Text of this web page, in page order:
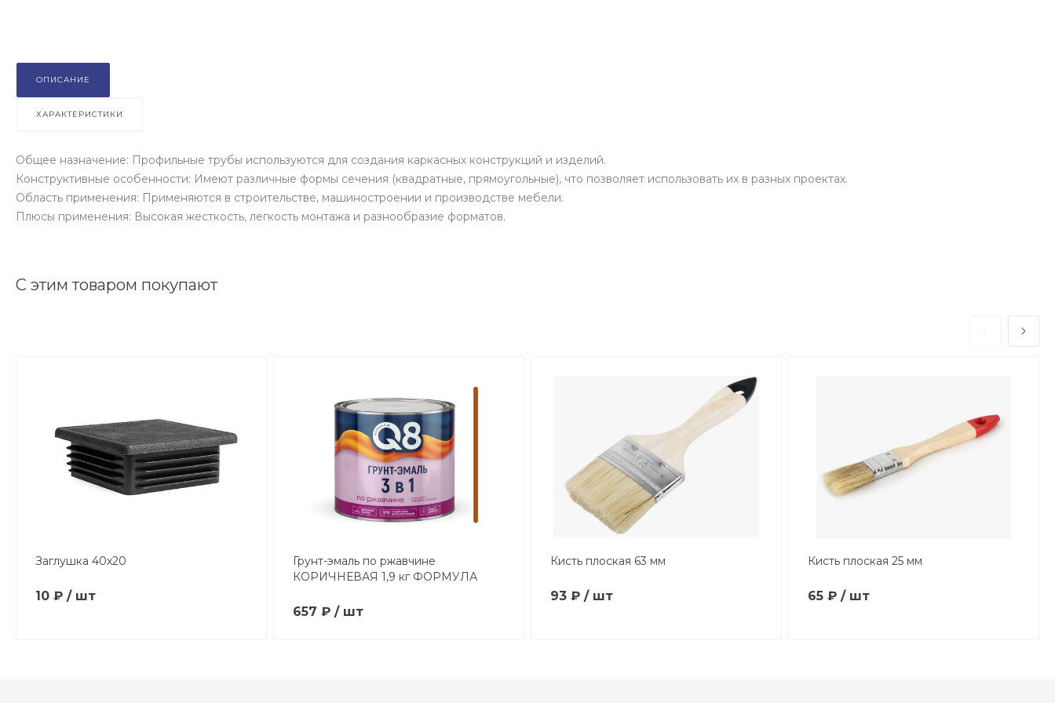
ОПИСАНИЕ
ХАРАКТЕРИСТИКИ
Общее назначение: Профильные трубы используются для создания каркасных конструкций и изделий.
Конструктивные особенности: Имеют различные формы сечения (квадратные, прямоугольные), что позволяет использовать их в разных проектах.
Область применения: Применяются в строительстве, машиностроении и производстве мебели.
Плюсы применения: Высокая жесткость, легкость монтажа и разнообразие форматов.
С этим товаром покупают
Заглушка 40х20
10 ₽ / шт
Грунт-эмаль по ржавчине
КОРИЧНЕВАЯ 1,9 кг ФОРМУЛА
657 ₽ / шт
Кисть плоская 63 мм
93 ₽ / шт
Кисть плоская 25 мм
65 ₽ / шт